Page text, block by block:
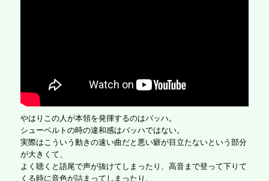
やはりこの人が本領を発揮するのはバッハ。
シューベルトの時の違和感はバッハではない。
実際はこういう動きの速い曲だと悪い癖が目立たないという部分
が大きくて、
よく聴くと語尾で声が抜けてしまったり、高音まで登って下りて
くる時に音色が詰まってしまったり、